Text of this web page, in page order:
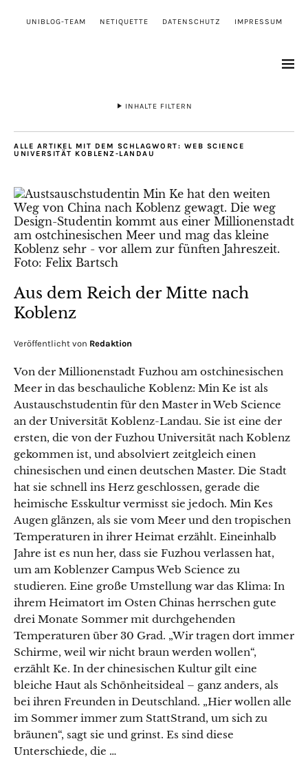
UNIBLOG-TEAM NETIQUETTE DATENSCHUTZ IMPRESSUM
INHALTE FILTERN
ALLE ARTIKEL MIT DEM SCHLAGWORT: WEB SCIENCE
UNIVERSITÄT KOBLENZ-LANDAU
Aus dem Reich der Mitte nach
Koblenz
Veröffentlicht von Redaktion
Von der Millionenstadt Fuzhou am ostchinesischen
Meer in das beschauliche Koblenz: Min Ke ist als
Austauschstudentin für den Master in Web Science
an der Universität Koblenz-Landau. Sie ist eine der
ersten, die von der Fuzhou Universität nach Koblenz
gekommen ist, und absolviert zeitgleich einen
chinesischen und einen deutschen Master. Die Stadt
hat sie schnell ins Herz geschlossen, gerade die
heimische Esskultur vermisst sie jedoch. Min Kes
Augen glänzen, als sie vom Meer und den tropischen
Temperaturen in ihrer Heimat erzählt. Eineinhalb
Jahre ist es nun her, dass sie Fuzhou verlassen hat,
um am Koblenzer Campus Web Science zu
studieren. Eine große Umstellung war das Klima: In
ihrem Heimatort im Osten Chinas herrschen gute
drei Monate Sommer mit durchgehenden
Temperaturen über 30 Grad. „Wir tragen dort immer
Schirme, weil wir nicht braun werden wollen“,
erzählt Ke. In der chinesischen Kultur gilt eine
bleiche Haut als Schönheitsideal – ganz anders, als
bei ihren Freunden in Deutschland. „Hier wollen alle
im Sommer immer zum StattStrand, um sich zu
bräunen“, sagt sie und grinst. Es sind diese
Unterschiede, die …